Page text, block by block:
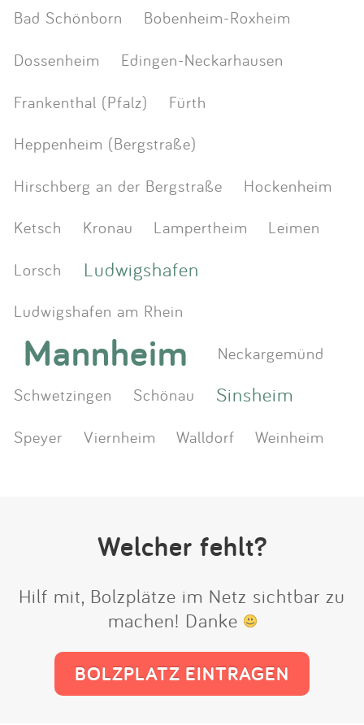
Bad Schönborn
Bobenheim-Roxheim
Dossenheim
Edingen-Neckarhausen
Frankenthal (Pfalz)
Fürth
Heppenheim (Bergstraße)
Hirschberg an der Bergstraße
Hockenheim
Ketsch
Kronau Lampertheim
Leimen
Lorsch
Ludwigshafen
Ludwigshafen am Rhein
Mannheim
Neckargemünd
Schwetzingen
Schönau Sinsheim
Speyer Viernheim Walldorf Weinheim
Welcher fehlt?
Hilf mit, Bolzplätze im Netz sichtbar zu
machen! Danke
BOLZPLATZ EINTRAGEN